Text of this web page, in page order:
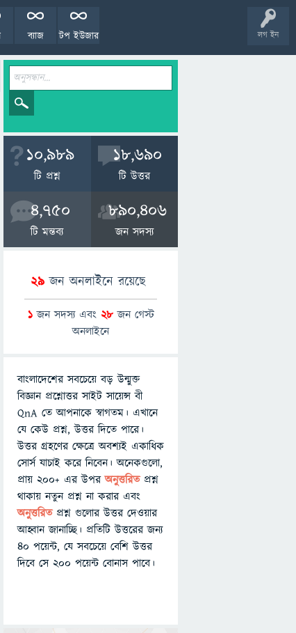
লগ ইন
টপ ইউজার
ব্যাজ
10,989
টি প্রশ্ন
18,690
টি উত্তর
4,750
টি মন্তব্য
890,406
জন সদস্য
29জন অনলাইনে রয়েছে
1জন সদস্য এবং 28জন গেস্ট
অনলাইনে
বাংলাদেশের সবচেয়ে বড় উন্মুক্ত
বিজ্ঞান প্রশ্নোত্তর সাইট সায়েন্স বী
QnA তে আপনাকে স্বাগতম। এখানে
যে কেউ প্রশ্ন, উত্তর দিতে পারে।
উত্তর গ্রহণের ক্ষেত্রে অবশ্যই একাধিক
সোর্স যাচাই করে নিবেন। অনেকগুলো,
প্রায় ২০০+ এর উপরঅনুত্তরিতপ্রশ্ন
থাকায় নতুন প্রশ্ন না করার এবং
অনুত্তরিত প্রশ্ন গুলোর উত্তর দেওয়ার
আহ্বান জানাচ্ছি। প্রতিটি উত্তরের জন্য
৪০ পয়েন্ট, যে সবচেয়ে বেশি উত্তর
দিবে সে ২০০ পয়েন্ট বোনাস পাবে।